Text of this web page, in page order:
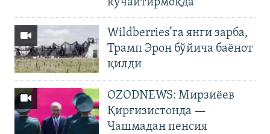
кучайтирмоқда
Wildberries’га янги зарба,
Трамп Эрон бўйича баёнот
қилди
OZODNEWS: Мирзиёев
Қирғизистонда —
Чашмадан пенсия